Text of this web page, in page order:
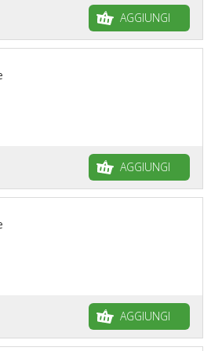
AGGIUNGI
AGGIUNGI
AGGIUNGI